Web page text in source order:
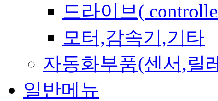
드라이브(
모터,감속기,기타
자동화부품(센서,릴
일반메뉴